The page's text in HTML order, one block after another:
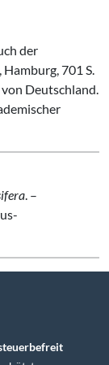
der
701 S.
von Deutschland.
. –